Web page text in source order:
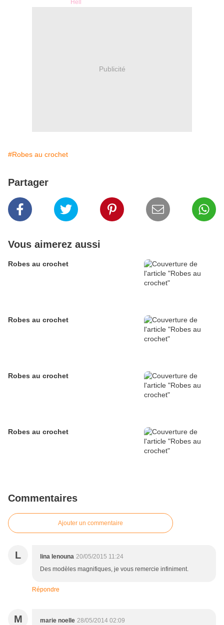
Publicité
#Robes au crochet
Partager
Vous aimerez aussi
Robes au crochet
Robes au crochet
Robes au crochet
Robes au crochet
Commentaires
Ajouter un commentaire
L lina lenouna 20/05/2015 11:24
Des modèles magnifiques, je vous remercie infiniment.
Répondre
M marie noelle 28/05/2014 02:09